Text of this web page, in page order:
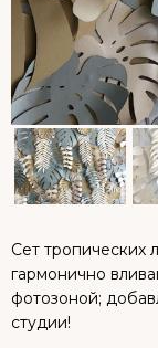
Сет тропических
гармонично
фотозоной;
студии!